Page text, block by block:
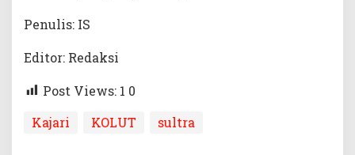
Penulis: IS
Editor: Redaksi
Post Views: 1 0
Kajari
KOLUT sultra